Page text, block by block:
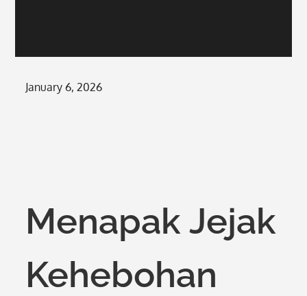
Posted
January 6, 2026
Menapak Jejak
Kehebohan